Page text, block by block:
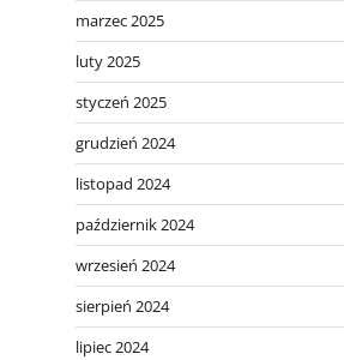
marzec 2025
luty 2025
styczeń 2025
grudzień 2024
listopad 2024
październik 2024
wrzesień 2024
sierpień 2024
lipiec 2024